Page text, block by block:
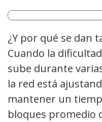
¿Y por qué se dan
Cuando la
sube durante
la red está
mantener un
bloques promedio